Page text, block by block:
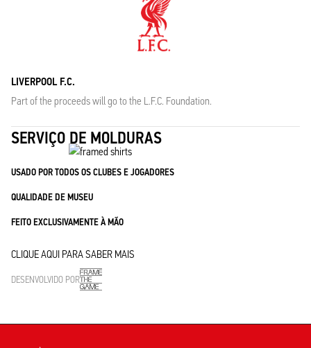
LIVERPOOL F.C.
Part of the proceeds will go to the L.F.C. Foundation.
SERVIÇO DE MOLDURAS
USADO POR TODOS OS CLUBES E JOGADORES
QUALIDADE DE MUSEU
FEITO EXCLUSIVAMENTE À MÃO
CLIQUE AQUI PARA SABER MAIS
DESENVOLVIDO POR